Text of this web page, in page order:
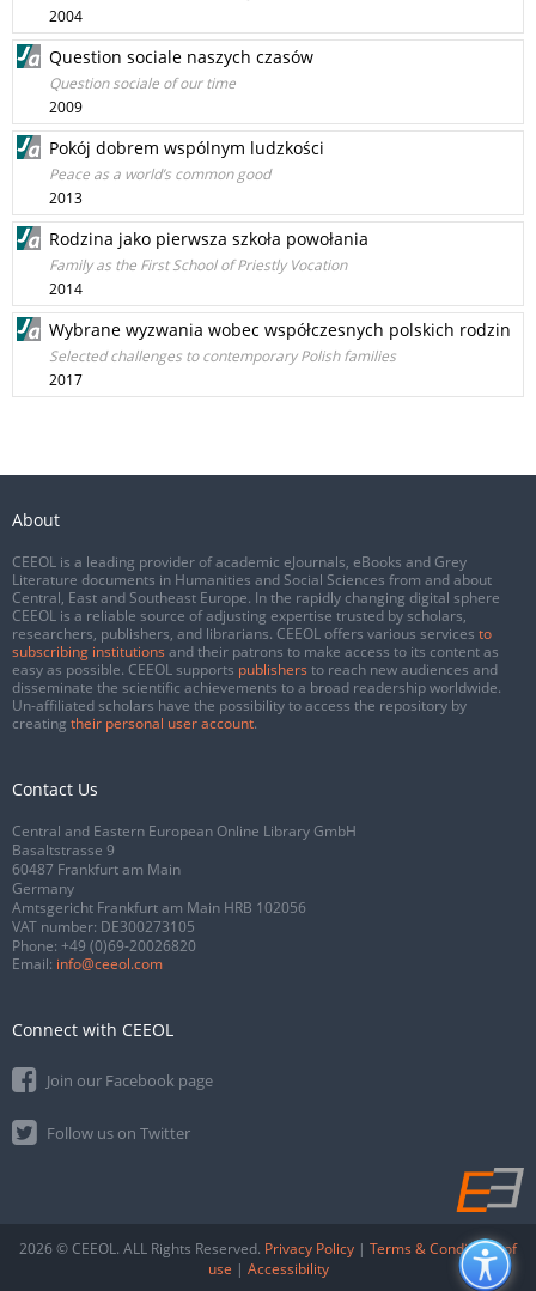
2004
Question sociale naszych czasów
Question sociale of our time
2009
Pokój dobrem wspólnym ludzkości
Peace as a world’s common good
2013
Rodzina jako pierwsza szkoła powołania
Family as the First School of Priestly Vocation
2014
Wybrane wyzwania wobec współczesnych polskich rodzin
Selected challenges to contemporary Polish families
2017
About
CEEOL is a leading provider of academic eJournals, eBooks and Grey
Literature documents in Humanities and Social Sciences from and about
Central, East and Southeast Europe. In the rapidly changing digital sphere
CEEOL is a reliable source of adjusting expertise trusted by scholars,
researchers, publishers, and librarians. CEEOL offers various services to
subscribing institutions and their patrons to make access to its content as
easy as possible. CEEOL supports publishers to reach new audiences and
disseminate the scientific achievements to a broad readership worldwide.
Un-affiliated scholars have the possibility to access the repository by
creating their personal user account.
Contact Us
Central and Eastern European Online Library GmbH
Basaltstrasse 9
60487 Frankfurt am Main
Germany
Amtsgericht Frankfurt am Main HRB 102056
VAT number: DE300273105
Phone: +49 (0)69-20026820
Email: info@ceeol.com
Connect with CEEOL
Join our Facebook page
Follow us on Twitter
2026 © CEEOL. ALL Rights Reserved. Privacy Policy | Terms & Conditions of
use | Accessibility